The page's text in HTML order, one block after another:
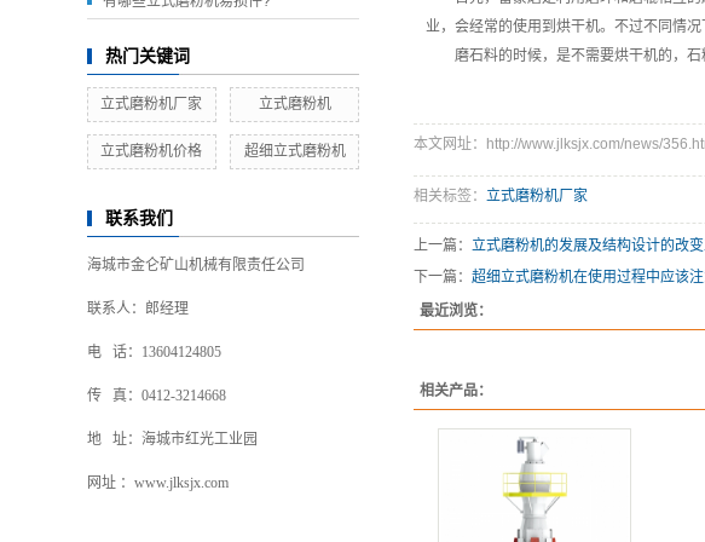
热门关键词
立式磨粉机厂家 立式磨粉机
立式磨粉机价格 超细立式磨粉机
联系我们
海城市金仑矿山机械有限责任公司
联系人：郎经理
电 话：13604124805
传 真：0412-3214668
地 址：海城市红光工业园
网址 ：www.jlksjx.com
业，会经常的使用到烘干机。不过不同情
磨石料的时候，是不需要烘干机的，
本文网址：http://www.jlksjx.com/news/
相关标签： 立式磨粉机厂家
上一篇： 立式磨粉机的发展及结构设计的改
下一篇： 超细立式磨粉机在使用过程中应该
最近浏览：
相关产品：